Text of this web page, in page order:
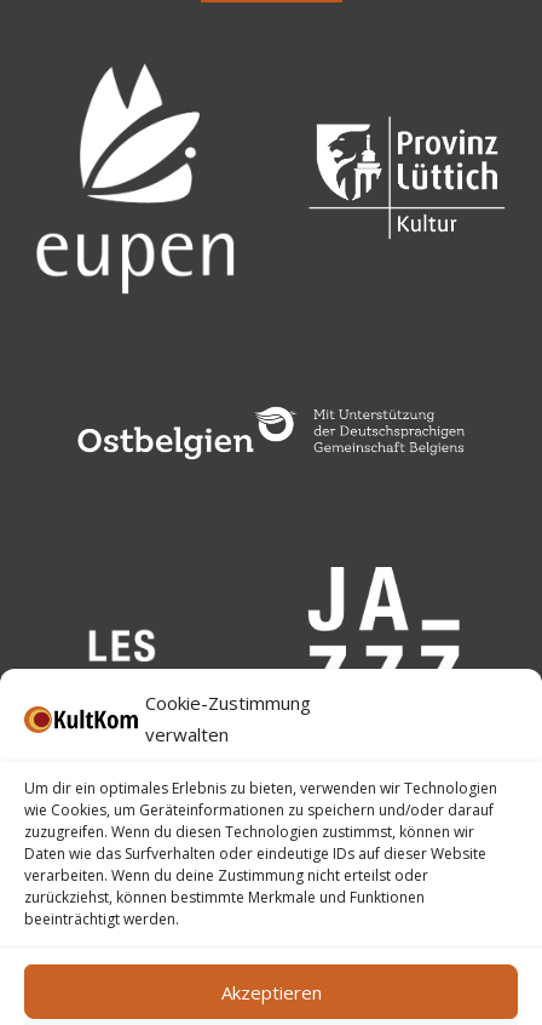
Cookie-Zustimmung
verwalten
Um dir ein optimales Erlebnis zu bieten, verwenden wir Technologien
wie Cookies, um Geräteinformationen zu speichern und/oder darauf
zuzugreifen. Wenn du diesen Technologien zustimmst, können wir
Daten wie das Surfverhalten oder eindeutige IDs auf dieser Website
verarbeiten. Wenn du deine Zustimmung nicht erteilst oder
zurückziehst, können bestimmte Merkmale und Funktionen
beeinträchtigt werden.
Akzeptieren